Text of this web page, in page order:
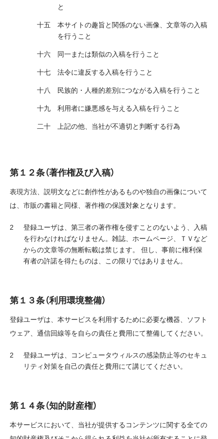
と
本サイトの趣旨と関係のない画像、文章等の入稿
を行うこと
同一または類似の入稿を行うこと
法令に違反する入稿を行うこと
民族的・人種的差別につながる入稿を行うこと
利用者に嫌悪感を与える入稿を行うこと
上記の他、当社が不適切と判断する行為
第１２条（著作権及び入稿）
表現方法、説明文などに創作性があるものや独自の画像について
は、市販の書籍と同様、著作権の保護対象となります。
登録ユーザは、第三者の著作権を侵すことのないよう、入稿
を行わなければなりません。雑誌、ホームページ、ＴＶなど
からの文章等の無断転載は禁じます。 但し、事前に権利保
有者の許諾を得たものは、この限りではありません。
第１３条（利用環境整備）
登録ユーザは、本サービスを利用するために必要な機器、ソフト
ウェア、通信回線等を自らの責任と費用にて整備してください。
登録ユーザは、コンピュータウィルスの感染防止等のセキュ
リティ対策を自己の責任と費用にて講じてください。
第１４条（知的財産権）
本サービスにおいて、当社が提供するコンテンツに関する全ての